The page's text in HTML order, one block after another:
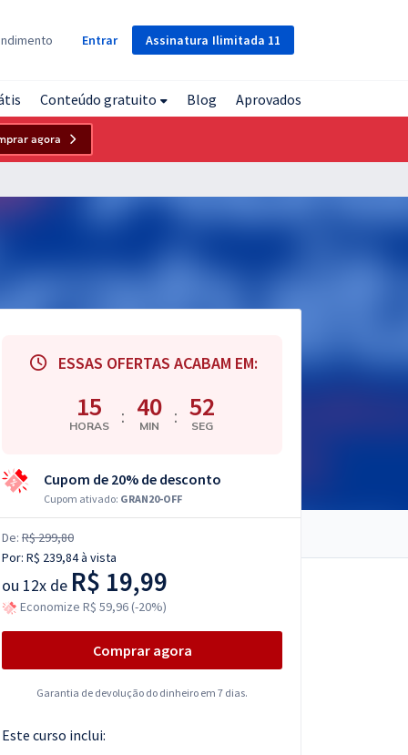
Assinatura Ilimitada 11
Entrar
Conteúdo gratuito Blog Aprovados
agora
ESSAS OFERTAS ACABAM EM:
15
HORAS : 40
MIN : 51
SEG
Cupom de 20% de desconto
Cupom ativado: GRAN20-OFF
De: R$ 299,80
Por: R$ 239,84à vista
ou 12x de R$ 19,99
Economize R$ 59,96 (-20%)
Comprar agora
Garantia de devolução do dinheiro em 7 dias.
Este curso inclui: